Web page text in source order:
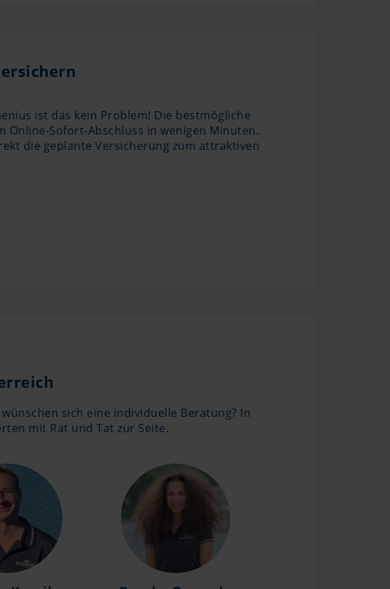
ist das kein Problem! Die bestmögliche
Online-Sofort-Abschluss in wenigen Minuten.
die geplante Versicherung zum attraktiven
sich eine individuelle Beratung? In
mit Rat und Tat zur Seite.